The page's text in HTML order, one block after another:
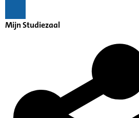
Mijn Studiezaal